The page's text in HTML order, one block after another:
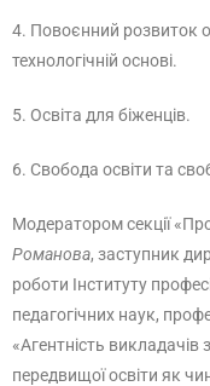
4. Повоєнний розвиток
технологічній основі.
5. Освіта для біженців.
6. Свобода освіти та
Модератором секції
Романова, заступник
роботи Інституту
педагогічних наук,
«Агентність викладачів
передвищої освіти як